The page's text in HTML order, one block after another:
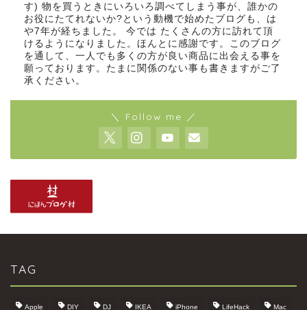
す) 物を買うときにいろいろ調べてしまう事が、誰かの
お役にたてれないか?という動機で始めたブログも、は
や7年が経ちました。 今では たくさんの方に訪れて頂
けるようになりました。ほんとに感謝です。このブログ
を通して、一人でも多くの方が良い商品に出会える事を
願っております。たまに関係のない事も書きますがご了
承ください。
＼ Follow me ／
TAG
Apple DIY DJ IKEA iPhone LifeHack Mac